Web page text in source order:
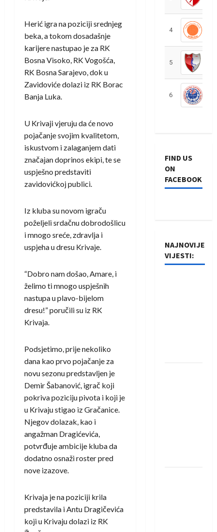
Herić igra na poziciji srednjeg
beka, a tokom dosadašnje
karijere nastupao je za RK
Bosna Visoko, RK Vogošća,
RK Bosna Sarajevo, dok u
Zavidoviće dolazi iz RK Borac
Banja Luka.
U Krivaji vjeruju da će novo
pojačanje svojim kvalitetom,
iskustvom i zalaganjem dati
značajan doprinos ekipi, te se
uspješno predstaviti
zavidovićkoj publici.
Iz kluba su novom igraču
poželjeli srdačnu dobrodošlicu
i mnogo sreće, zdravlja i
uspjeha u dresu Krivaje.
“Dobro nam došao, Amare, i
želimo ti mnogo uspješnih
nastupa u plavo-bijelom
dresu!” poručili su iz RK
Krivaja.
Podsjetimo, prije nekoliko
dana kao prvo pojačanje za
novu sezonu predstavljen je
Demir Šabanović, igrač koji
pokriva poziciju pivota i koji je
u Krivaju stigao iz Gračanice.
Njegov dolazak, kao i
angažman Dragićevića,
potvrđuje ambicije kluba da
dodatno osnaži roster pred
nove izazove.
Krivaja je na poziciji krila
predstavila i Antu Dragičevića
koji u Krivaju dolazi iz RK
4
5
6
FIND US
ON
FACEBOOK
NAJNOVIJE
VIJESTI: